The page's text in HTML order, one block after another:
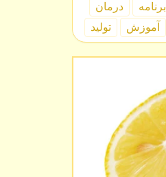
برنامه
درمان
آموزش تولید